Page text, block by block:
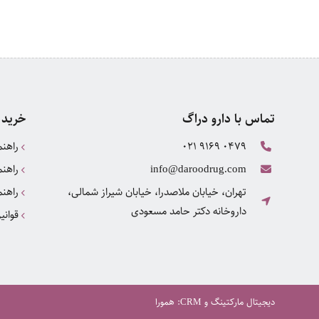
تماس با دارو دراگ
021 9169 0479
info@daroodrug.com
تهران، خیابان ملاصدرا، خیابان شیراز شمالی،
داروخانه دکتر حامد مسعودی
دیجیتال مارکتینگ و CRM
: همورا